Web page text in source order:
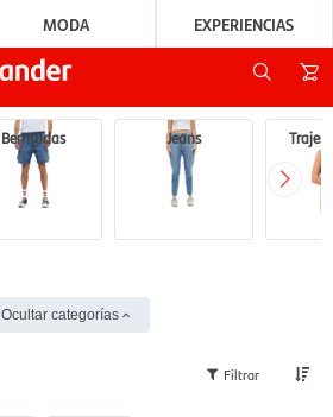
MODA EXPERIENCIAS
Bermudas Jeans Trajes
Ocultar categorías